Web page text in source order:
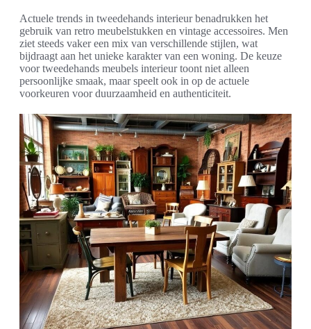
Actuele trends in tweedehands interieur benadrukken het
gebruik van retro meubelstukken en vintage accessoires. Men
ziet steeds vaker een mix van verschillende stijlen, wat
bijdraagt aan het unieke karakter van een woning. De keuze
voor tweedehands meubels interieur toont niet alleen
persoonlijke smaak, maar speelt ook in op de actuele
voorkeuren voor duurzaamheid en authenticiteit.